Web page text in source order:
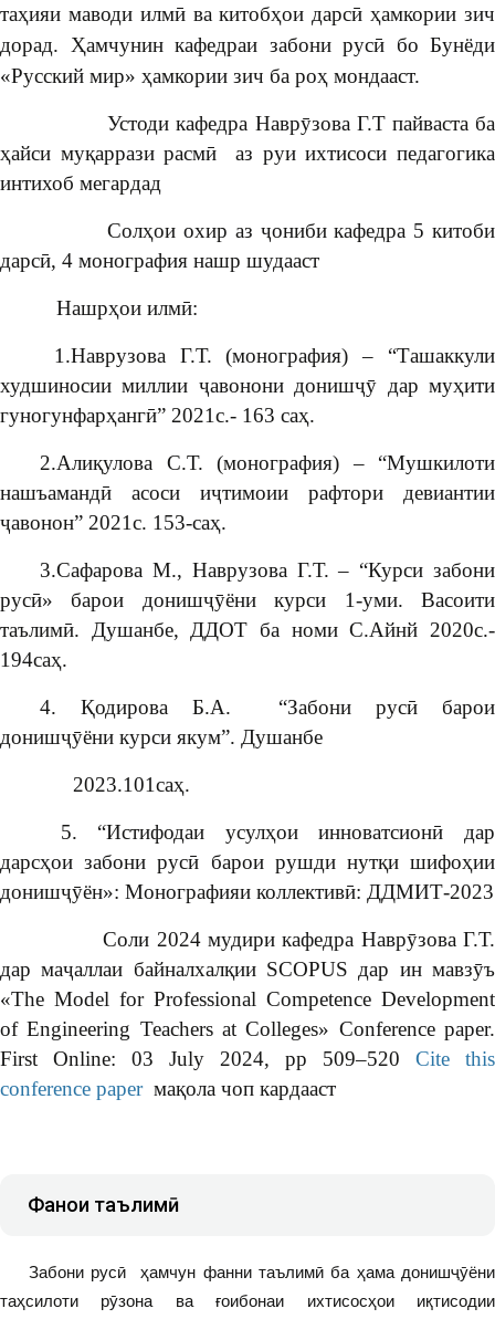
таҳияи маводи илмӣ ва китобҳои дарсӣ ҳамкории зич
дорад. Ҳамчунин кафедраи забони русӣ бо Бунёди
«Русский мир» ҳамкории зич ба роҳ мондааст.
Устоди кафедра Наврӯзова Г.Т пайваста ба
ҳайси муқаррази расмӣ аз руи ихтисоси педагогика
интихоб мегардад
Солҳои охир аз ҷониби кафедра 5 китоби
дарсӣ, 4 монография нашр шудааст
Нашрҳои илмӣ:
1.Наврузова Г.Т. (монография) – “Ташаккули
худшиносии миллии ҷавонони донишҷӯ дар муҳити
гуногунфарҳангӣ” 2021с.- 163 саҳ.
2.Алиқулова С.Т. (монография) – “Мушкилоти
нашъамандӣ асоси иҷтимоии рафтори девиантии
ҷавонон” 2021с. 153-саҳ.
3.Сафарова М., Наврузова Г.Т. – “Курси забони
русӣ» барои донишҷӯёни курси 1-уми. Васоити
таълимӣ. Душанбе, ДДОТ ба номи С.Айнй 2020с.-
194саҳ.
4. Қодирова Б.А. “Забони русӣ барои
донишҷӯёни курси якум”. Душанбе
2023.101саҳ.
5. “Истифодаи усулҳои инноватсионӣ дар
дарсҳои забони русӣ барои рушди нутқи шифоҳии
донишҷӯён»: Монографияи коллективӣ: ДДМИТ-2023
Соли 2024 мудири кафедра Наврӯзова Г.Т.
дар маҷаллаи байналхалқии SCOPUS дар ин мавзӯъ
«The Model for Professional Competence Development
of Engineering Teachers at Colleges» Conference paper.
First Online: 03 July 2024, pp 509–520 Cite this
conference paperмақола чоп кардааст
Фанҳои таълимӣ
Забони русӣ ҳамчун фанни таълимӣ ба ҳама донишҷӯёни
таҳсилоти рӯзона ва ғоибонаи ихтисосҳои иқтисодии